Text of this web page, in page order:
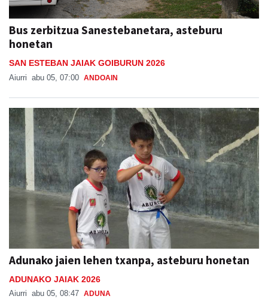
Bus zerbitzua Sanestebanetara, asteburu
honetan
SAN ESTEBAN JAIAK GOIBURUN 2026
Aiurri abu 05, 07:00 ANDOAIN
Adunako jaien lehen txanpa, asteburu honetan
ADUNAKO JAIAK 2026
Aiurri abu 05, 08:47 ADUNA